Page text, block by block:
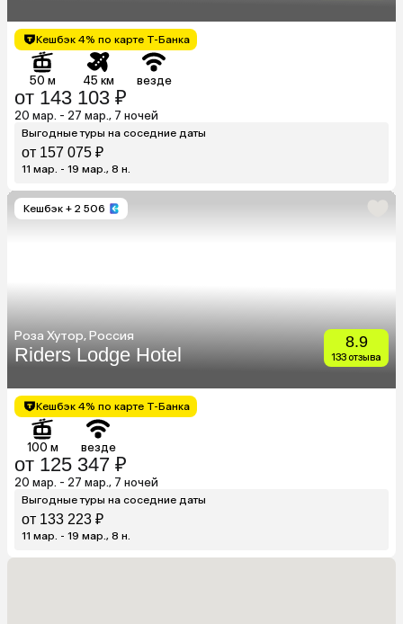
Кешбэк 4% по карте Т-Банка
50 м 45 км везде
от 143 103 ₽
20 мар. - 27 мар., 7 ночей
Выгодные туры на соседние даты
от 157 075 ₽
11 мар. - 19 мар., 8 н.
Кешбэк + 2 506
Роза Хутор, Россия
Riders Lodge Hotel
8.9
133 отзыва
Кешбэк 4% по карте Т-Банка
100 м везде
от 125 347 ₽
20 мар. - 27 мар., 7 ночей
Выгодные туры на соседние даты
от 133 223 ₽
11 мар. - 19 мар., 8 н.